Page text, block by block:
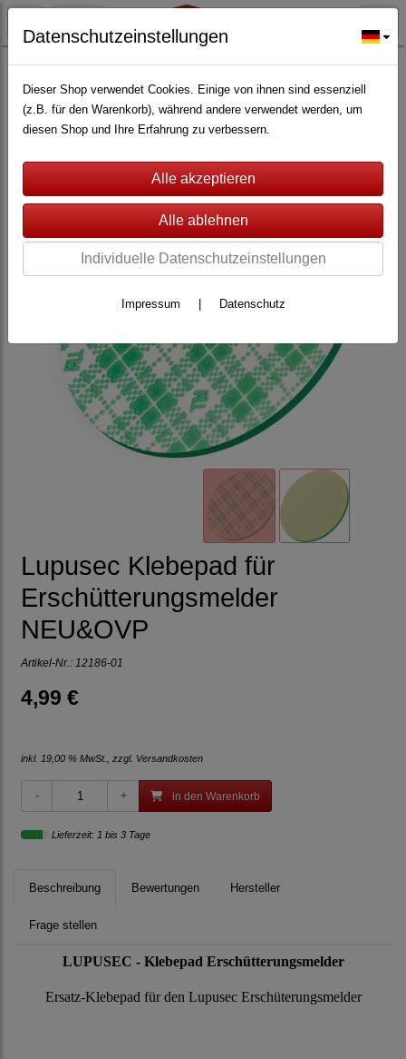
ALARMANLAGEN(362) Lupus Electronics(228)
Zubehör für Lupus XT(147)
Lupusec Klebepad für
Erschütterungsmelder
NEU&OVP
Artikel-Nr.: 12186-01
4,99 €
inkl. 19,00 % MwSt., zzgl. Versandkosten
in den Warenkorb
Lieferzeit: 1 bis 3 Tage
Beschreibung Bewertungen Hersteller
Frage stellen
LUPUSEC - Klebepad Erschütterungsmelder
Ersatz-Klebepad für den Lupusec Erschüterungsmelder
Datenschutzeinstellungen
Dieser Shop verwendet Cookies. Einige von ihnen sind essenziell
(z.B. für den Warenkorb), während andere verwendet werden, um
diesen Shop und Ihre Erfahrung zu verbessern.
Individuelle Datenschutzeinstellungen
Impressum Datenschutz